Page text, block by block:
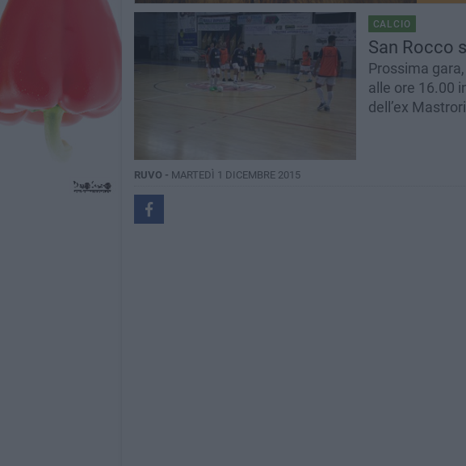
CALCIO
San Rocco
Prossima
alle ore 16.00
dell’ex
RUVO - MARTEDÌ 1 DICEMBRE 2015